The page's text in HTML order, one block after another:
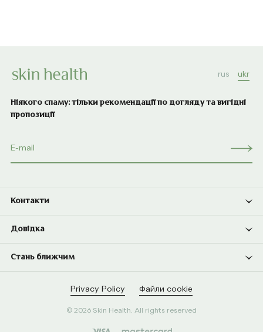
rus ukr
Ніякого спаму: тільки рекомендації по догляду та вигідні
пропозиції
Контакти
Довідка
Стань ближчим
Privacy Policy Файли cookie
© 2026 Skin Health. All rights reserved